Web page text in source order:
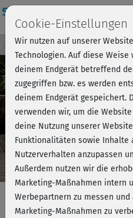
Kursvorschau - Jetzt mitmachen!
Cookie-Einstellungen
Wir nutzen auf unserer
Technologien. Auf diese
deinem Endgerät betreffend
zugegriffen bzw. es werden
deinem Endgerät gespeichert.
verwenden wir, um die
deine Nutzung unserer
Funktionalitäten sowie Inhalte
Nutzerverhalten anzupassen
Außerdem nutzen wir die
Marketing-Maßnahmen intern
Werbepartnern zu messen
Marketing-Maßnahmen zu